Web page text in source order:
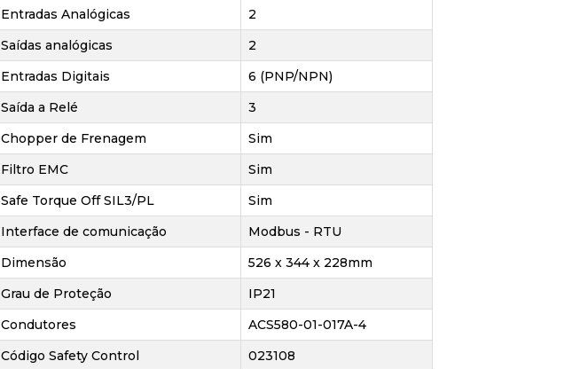
Entradas Analógicas
2
Saídas analógicas
2
Entradas Digitais
6 (PNP/NPN)
Saída a Relé
3
Chopper de Frenagem
Sim
Filtro EMC
Sim
Safe Torque Off SIL3/PL
Sim
Interface de comunicação
Modbus - RTU
Dimensão
526 x 344 x 228mm
Grau de Proteção
IP21
Condutores
ACS580-01-017A-4
Código Safety Control
023108